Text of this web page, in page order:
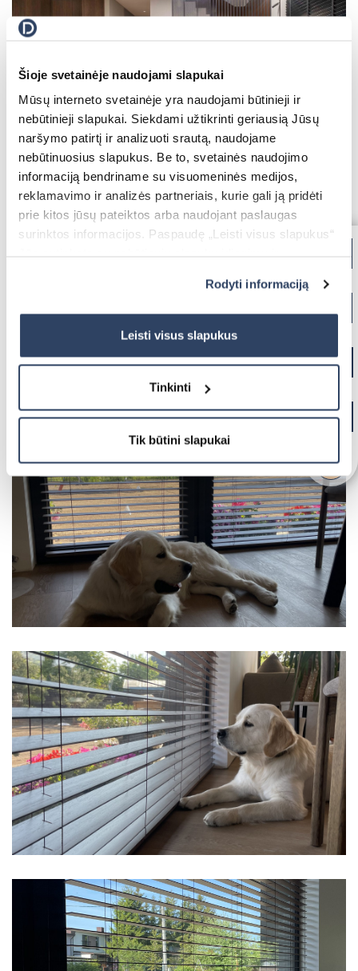
Šioje svetainėje naudojami slapukai
Mūsų interneto svetainėje yra naudojami būtinieji ir
nebūtinieji slapukai. Siekdami užtikrinti geriausią Jūsų
naršymo patirtį ir analizuoti srautą, naudojame
nebūtinuosius slapukus. Be to, svetainės naudojimo
informaciją bendriname su visuomeninės medijos,
reklamavimo ir analizės partneriais, kurie gali ją pridėti
prie kitos jūsų pateiktos arba naudojant paslaugas
surinktos informacijos. Paspaudę „Leisti visus slapukus“
paspauskite mygtuką „Rodyti informaciją“ šioje juostoje.
Daugiau informacijos rasite UAB „Dextera“ Slapukų
Rodyti informaciją
Leisti visus slapukus
Tinkinti
Tik būtini slapukai